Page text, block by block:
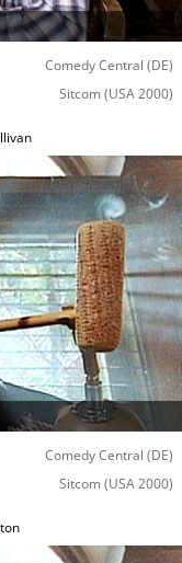
Comedy Central (DE)
Sitcom (USA 2000)
Comedy Central (DE)
Sitcom (USA 2000)